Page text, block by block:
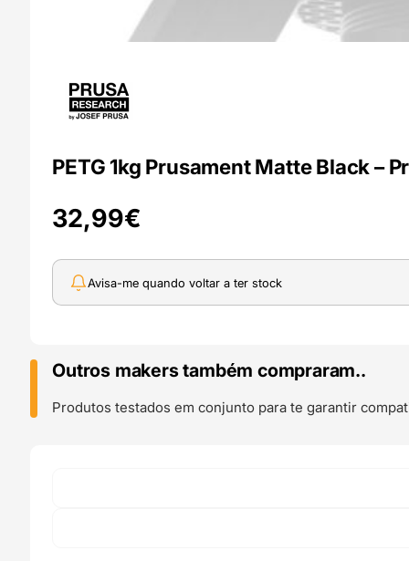
PETG 1kg Prusament Matte Black –
32,99€
Avisa-me quando voltar a ter stock
Outros makers também compraram..
Produtos testados em conjunto para te garantir